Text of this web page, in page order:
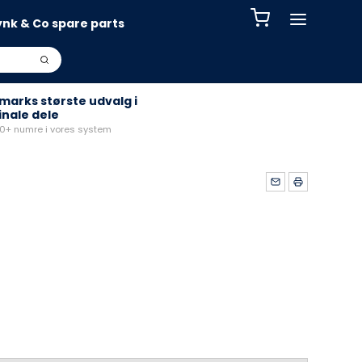
& Co spare parts
største udvalg i
dele
numre i vores system